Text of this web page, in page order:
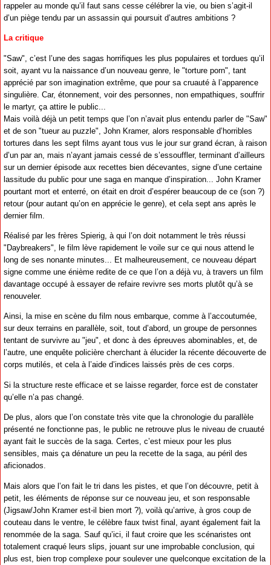
rappeler au monde qu’il faut sans cesse célébrer la vie, ou bien s’agit-il
d’un piège tendu par un assassin qui poursuit d’autres ambitions ?
La critique
"Saw", c’est l’une des sagas horrifiques les plus populaires et tordues qu’il
soit, ayant vu la naissance d’un nouveau genre, le "torture porn", tant
apprécié par son imagination extrême, que pour sa cruauté à l’apparence
singulière. Car, étonnement, voir des personnes, non empathiques, souffrir
le martyr, ça attire le public...
Mais voilà déjà un petit temps que l’on n’avait plus entendu parler de "Saw"
et de son "tueur au puzzle", John Kramer, alors responsable d’horribles
tortures dans les sept films ayant tous vus le jour sur grand écran, à raison
d’un par an, mais n’ayant jamais cessé de s’essouffler, terminant d’ailleurs
sur un dernier épisode aux recettes bien décevantes, signe d’une certaine
lassitude du public pour une saga en manque d’inspiration... John Kramer
pourtant mort et enterré, on était en droit d’espérer beaucoup de ce (son ?)
retour (pour autant qu’on en apprécie le genre), et cela sept ans après le
dernier film.
Réalisé par les frères Spierig, à qui l’on doit notamment le très réussi
"Daybreakers", le film lève rapidement le voile sur ce qui nous attend le
long de ses nonante minutes... Et malheureusement, ce nouveau départ
signe comme une énième redite de ce que l’on a déjà vu, à travers un film
davantage occupé à essayer de refaire revivre ses morts plutôt qu’à se
renouveler.
Ainsi, la mise en scène du film nous embarque, comme à l’accoutumée,
sur deux terrains en parallèle, soit, tout d’abord, un groupe de personnes
tentant de survivre au "jeu", et donc à des épreuves abominables, et, de
l’autre, une enquête policière cherchant à élucider la récente découverte de
corps mutilés, et cela à l’aide d’indices laissés près de ces corps.
Si la structure reste efficace et se laisse regarder, force est de constater
qu’elle n’a pas changé.
De plus, alors que l’on constate très vite que la chronologie du parallèle
présenté ne fonctionne pas, le public ne retrouve plus le niveau de cruauté
ayant fait le succès de la saga. Certes, c’est mieux pour les plus
sensibles, mais ça dénature un peu la recette de la saga, au péril des
aficionados.
Mais alors que l’on fait le tri dans les pistes, et que l’on découvre, petit à
petit, les éléments de réponse sur ce nouveau jeu, et son responsable
(Jigsaw/John Kramer est-il bien mort ?), voilà qu’arrive, à gros coup de
couteau dans le ventre, le célèbre faux twist final, ayant également fait la
renommée de la saga. Sauf qu’ici, il faut croire que les scénaristes ont
totalement craqué leurs slips, jouant sur une improbable conclusion, qui
plus est, bien trop complexe pour soulever une quelconque excitation de la